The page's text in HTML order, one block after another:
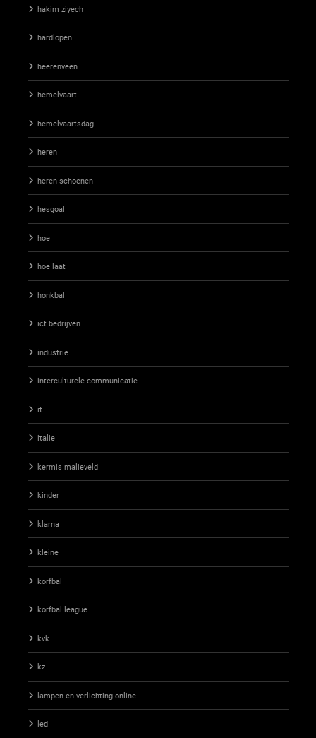
hakim ziyech
hardlopen
heerenveen
hemelvaart
hemelvaartsdag
heren
heren schoenen
hesgoal
hoe
hoe laat
honkbal
ict bedrijven
industrie
interculturele communicatie
it
italie
kermis malieveld
kinder
klarna
kleine
korfbal
korfbal league
kvk
kz
lampen en verlichting online
led